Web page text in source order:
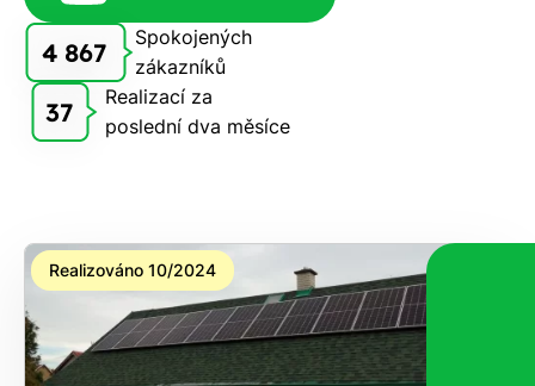
4 867
Spokojených
zákazníků
37
Realizací za
poslední dva měsíce
Realizováno 10/2024